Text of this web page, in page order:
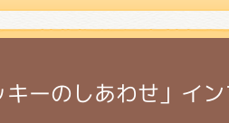
ーのしあわせ」イ